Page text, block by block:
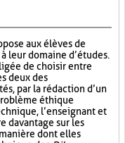
aux élèves de
leur domaine d’études.
de choisir entre
deux des
par la rédaction d’un
éthique
l’enseignant et
davantage sur les
dont elles